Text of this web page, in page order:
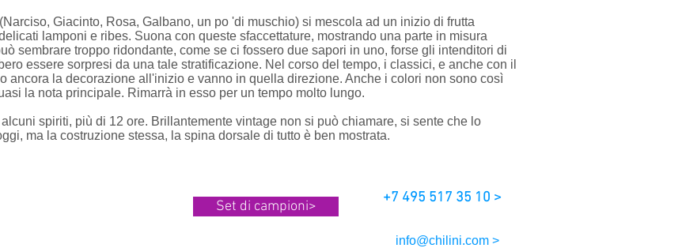
Giacinto, Rosa, Galbano, un po 'di muschio) si mescola ad un inizio di frutta
lamponi e ribes. Suona con queste sfaccettature, mostrando una parte in misura
sembrare troppo ridondante, come se ci fossero due sapori in uno, forse gli intenditori di
essere sorpresi da una tale stratificazione. Nel corso del tempo, i classici, e anche con il
ancora la decorazione all'inizio e vanno in quella direzione. Anche i colori non sono così
la nota principale. Rimarrà in esso per un tempo molto lungo.
spiriti, più di 12 ore. Brillantemente vintage non si può chiamare, si sente che lo
ma la costruzione stessa, la spina dorsale di tutto è ben mostrata.
Set di campioni>
+7 495 517 35 10 >
info@chilini.com >